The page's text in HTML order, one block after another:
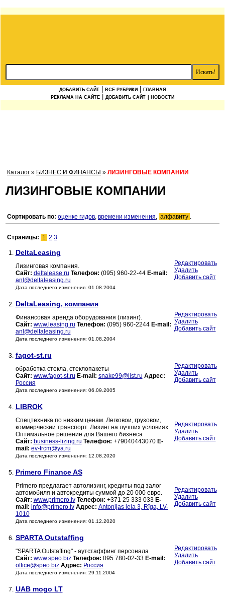
ДОБАВИТЬ САЙТ ВСЕ РУБРИКИ
ГЛАВНАЯ
РЕКЛАМА НА САЙТЕ
ДОБАВИТЬ САЙТ | НОВОСТИ
Каталог » БИЗНЕС И ФИНАНСЫ » ЛИЗИНГОВЫЕ КОМПАНИИ
ЛИЗИНГОВЫЕ КОМПАНИИ
Сортировать по: оценке гидов, времени изменения, алфавиту .
Страницы: 1 2 3
1. DeltaLeasing
Лизинговая компания.
Сайт: deltalease.ru Телефон: (095) 960-22-44 E-mail:
anl@deltaleasing.ru
Дата последнего изменения: 01.08.2004
Редактировать
Удалить
Добавить сайт
2. DeltaLeasing, компания
Финансовая аренда оборудования (лизинг).
Сайт: www.leasing.ru Телефон: (095) 960-2244 E-mail:
anl@deltaleasing.ru
Дата последнего изменения: 01.08.2004
Редактировать
Удалить
Добавить сайт
3. fagot-st.ru
обработка стекла, стеклопакеты
Сайт: www.fagot-st.ru E-mail: snake99@list.ru Адрес:
Россия
Дата последнего изменения: 06.09.2005
Редактировать
Удалить
Добавить сайт
4. LIBROK
Спецтехника по низким ценам. Легковои, грузовои,
коммерческии транспорт. Лизинг на лучших условиях.
Оптимальное решение для Вашего бизнеса
Сайт: business-lizing.ru Телефон: +79040443070 E-
mail: ev-trcm@ya.ru
Дата последнего изменения: 12.08.2020
Редактировать
Удалить
Добавить сайт
5. Primero Finance AS
Primero предлагает автолизинг, кредиты под залог
автомобиля и автокредиты суммой до 20 000 евро.
Сайт: www.primero.lv Телефон: +371 25 333 033 E-
mail: info@primero.lv Адрес: Antonijas iela 3, Rīga, LV-
1010
Дата последнего изменения: 01.12.2020
Редактировать
Удалить
Добавить сайт
6. SPARTA Outstaffing
"SPARTA Outstaffing" - аутстаффинг персонала
Сайт: www.speo.biz Телефон: 095 780-02-33 E-mail:
office@speo.biz Адрес: Россия
Дата последнего изменения: 29.11.2004
Редактировать
Удалить
Добавить сайт
7. UAB mogo LT